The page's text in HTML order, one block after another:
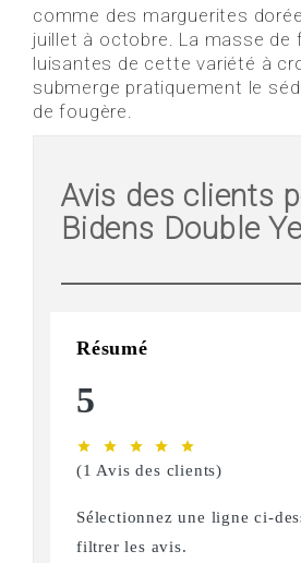
comme des marguerites
juillet à octobre. La masse de
luisantes de cette variété à
submerge pratiquement le
de fougère.
Avis des clients
Bidens Double
Résumé
5
star star star star star
(1 Avis des clients)
Sélectionnez une ligne ci-
filtrer les avis.